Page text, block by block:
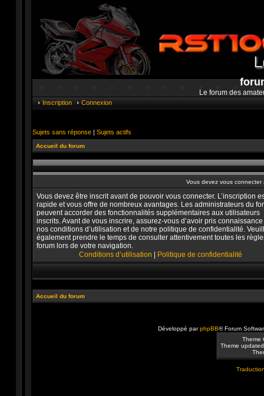
Le forum des
Inscription Connexion
Sujets sans réponse | Sujets actifs
Accueil du forum
Vous devez vous
Vous devez être inscrit avant de pouvoir vous connecter. L’inscription
rapide et vous offre de nombreux avantages. Les administrateurs du
peuvent accorder des fonctionnalités supplémentaires aux utilisateurs
inscrits. Avant de vous inscrire, assurez-vous d’avoir pris
nos conditions d’utilisation et de notre politique de confidentialité.
également prendre le temps de consulter attentivement toutes les
forum lors de votre navigation.
Conditions d’utilisation
Politique de confidentialité
Accueil du forum
Développé parphpBB® Forum
Theme
Theme